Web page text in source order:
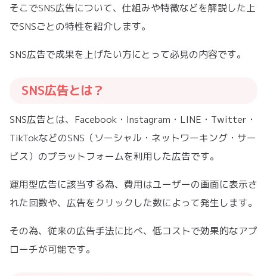
そこでSNS広告について、仕組みや特徴などを解説した上
でSNSごとの特性を紹介します。
SNS広告で成果を上げたい方にとって必見の内容です。
SNS広告とは？
SNS広告とは、Facebook・Instagram・LINE・Twitter・
TikTokなどのSNS（ソーシャル・ネットワーキング・サー
ビス）のプラットフォームを利用した広告です。
運用型広告に該当する為、費用はユーザーの画面に表示さ
れた回数や、広告をクリックした数によって発生します。
その為、従来の広告手法に比べ、低コストで効果的なアプ
ローチが可能です。